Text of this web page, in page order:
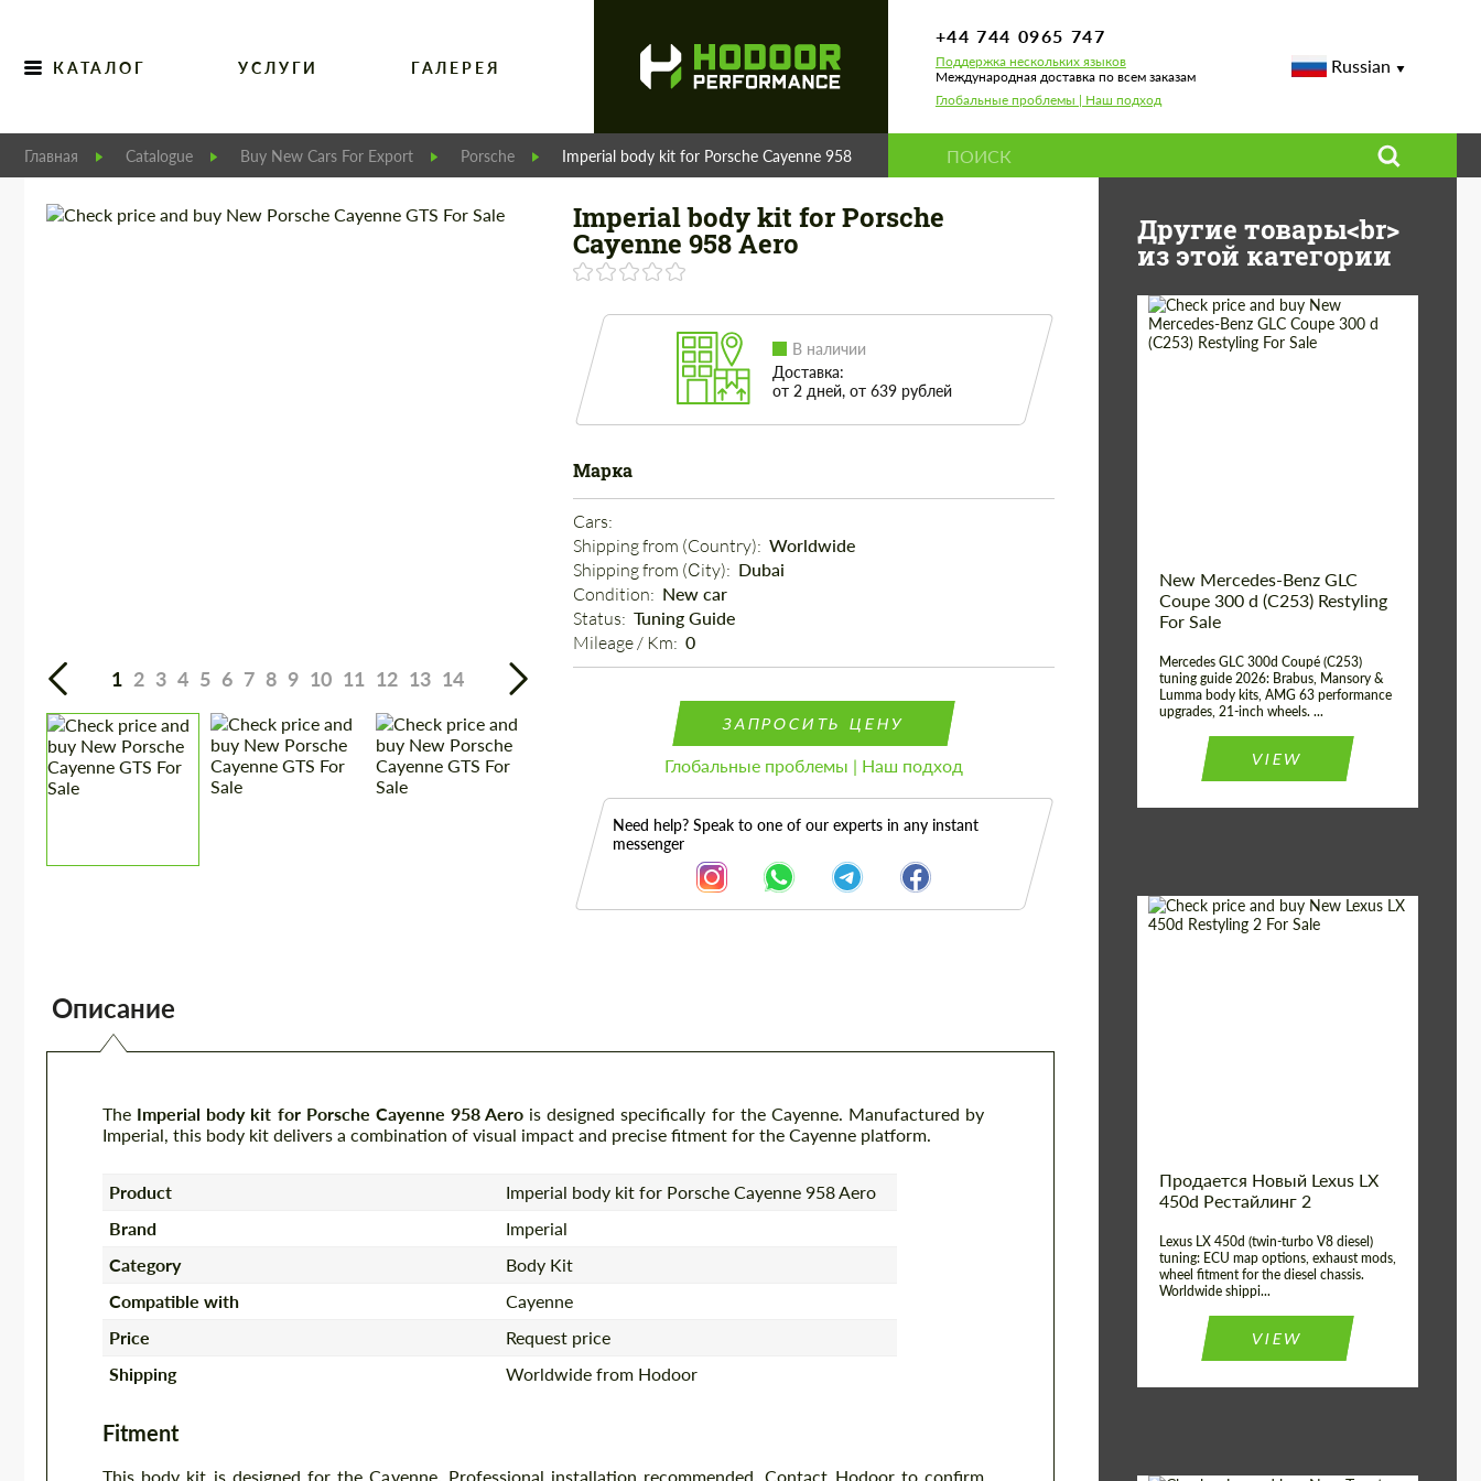
КАТАЛОГ УСЛУГИ ГАЛЕРЕЯ
+44 744 0965 747
Поддержка нескольких языков
Международная доставка по всем заказам
Глобальные проблемы | Наш подход
Russian
Главная Catalogue Buy New Cars For Export Porsche Imperial body kit for Porsche Cayenne 958 Aero
1 2 3 4 5 6 7 8 9 10 11 12 13 14
Imperial body kit for Porsche
Cayenne 958 Aero
В наличии
Доставка:
от 2 дней, от 639 рублей
Марка
Cars:
Shipping from (Country): Worldwide
Shipping from (Сity): Dubai
Condition: New car
Status: Tuning Guide
Mileage / Km: 0
ЗАПРОСИТЬ ЦЕНУ
Глобальные проблемы | Наш подход
Need help? Speak to one of our experts in any instant
messenger
Описание
The Imperial body kit for Porsche Cayenne 958 Aero is designed specifically for the Cayenne. Manufactured by
Imperial, this body kit delivers a combination of visual impact and precise fitment for the Cayenne platform.
Product
Imperial body kit for Porsche Cayenne 958 Aero
Brand
Imperial
Category
Body Kit
Compatible with
Cayenne
Price
Request price
Shipping
Worldwide from Hodoor
Fitment
This body kit is designed for the Cayenne. Professional installation recommended. Contact Hodoor to confirm
Другие товары<br>
из этой категории
New Mercedes-Benz GLC
Coupe 300 d (C253) Restyling
For Sale
Mercedes GLC 300d Coupé (C253)
tuning guide 2026: Brabus, Mansory &
Lumma body kits, AMG 63 performance
upgrades, 21-inch wheels. ...
VIEW
Продается Новый Lexus LX
450d Рестайлинг 2
Lexus LX 450d (twin-turbo V8 diesel)
tuning: ECU map options, exhaust mods,
wheel fitment for the diesel chassis.
Worldwide shippi...
VIEW